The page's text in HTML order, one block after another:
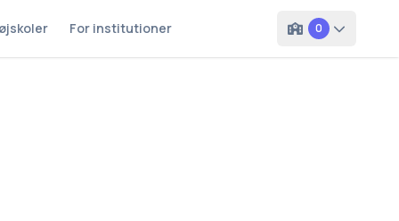
For institutioner 0